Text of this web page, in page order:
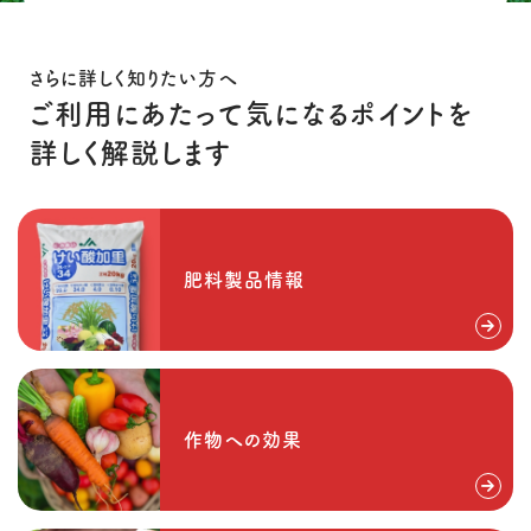
さらに詳しく知りたい方へ
ご利用にあたって気になるポイントを
詳しく解説します
肥料製品情報
作物への効果